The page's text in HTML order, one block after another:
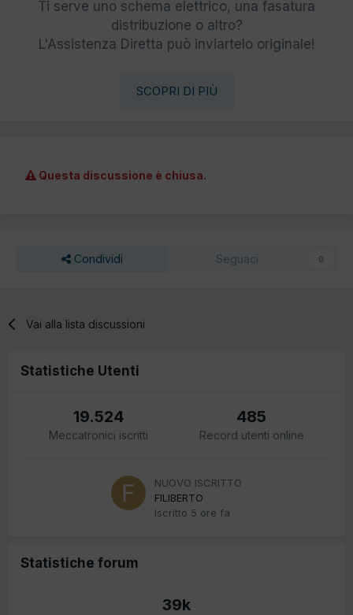
Ti serve uno schema elettrico, una fasatura
distribuzione o altro?
L'Assistenza Diretta può inviartelo originale!
SCOPRI DI PIÙ
Questa discussione è chiusa.
Condividi Seguaci 0
Vai alla lista discussioni
Statistiche Utenti
19.524
Meccatronici iscritti
485
Record utenti online
NUOVO ISCRITTO
FILIBERTO
Iscritto 5 ore fa
Statistiche forum
39k